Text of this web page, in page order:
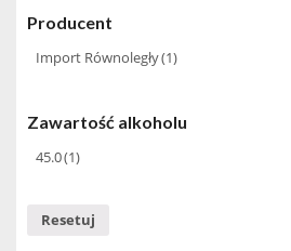
Producent
Import Równoległy(1)
Zawartość alkoholu
45.0(1)
Resetuj